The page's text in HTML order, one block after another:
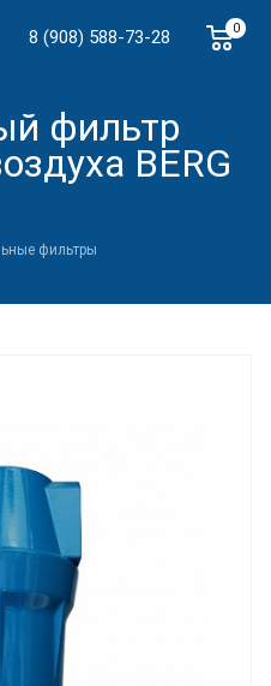
0
8 (908) 588-73-28
фильтр
BERG
фильтры